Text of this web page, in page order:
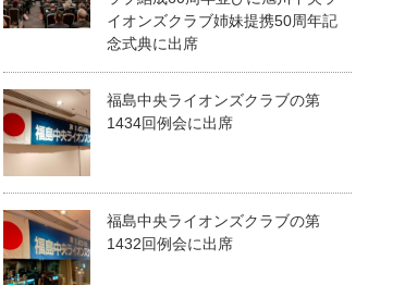
イオンズクラブ姉妹提携50周年記
念式典に出席
福島中央ライオンズクラブの第
1434回例会に出席
福島中央ライオンズクラブの第
1432回例会に出席